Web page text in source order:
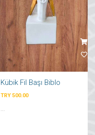
Kübik Fil Başı Biblo
TRY 500.00
...